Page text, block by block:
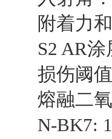
附着力
S2 AR
损伤阈
熔融二
N-BK7: